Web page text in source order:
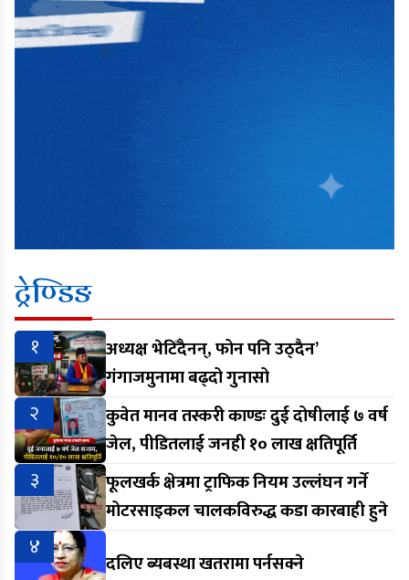
ट्रेण्डिङ
१
अध्यक्ष भेटिँदैनन्, फोन पनि उठ्दैन’
गंगाजमुनामा बढ्दो गुनासो
२
कुवेत मानव तस्करी काण्डः दुई दोषीलाई ७ वर्ष
जेल, पीडितलाई जनही १० लाख क्षतिपूर्ति
३
फूलखर्क क्षेत्रमा ट्राफिक नियम उल्लंघन गर्ने
मोटरसाइकल चालकविरुद्ध कडा कारबाही हुने
४
दलिए ब्यबस्था खतरामा पर्नसक्ने